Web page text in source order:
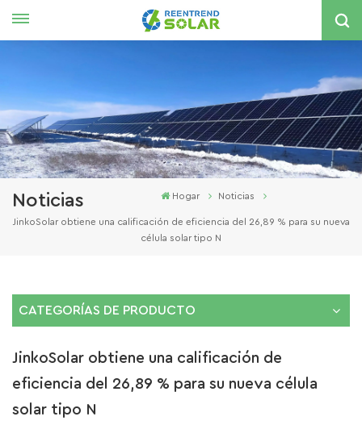
국의
Noticias Hogar Noticias
JinkoSolar obtiene una calificación de eficiencia del 26,89 % para su nueva
célula solar tipo N
CATEGORÍAS DE PRODUCTO
JinkoSolar obtiene una calificación de
eficiencia del 26,89 % para su nueva célula
solar tipo N